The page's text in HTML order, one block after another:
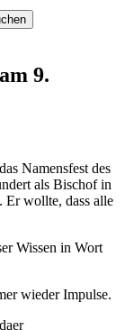
9.
Namensfest des
als Bischof in
Er wollte, dass alle
Wissen in Wort
wieder Impulse.